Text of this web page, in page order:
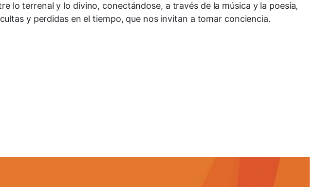
lo terrenal y lo divino, conectándose, a través de la música y la poesía,
y perdidas en el tiempo, que nos invitan a tomar conciencia.